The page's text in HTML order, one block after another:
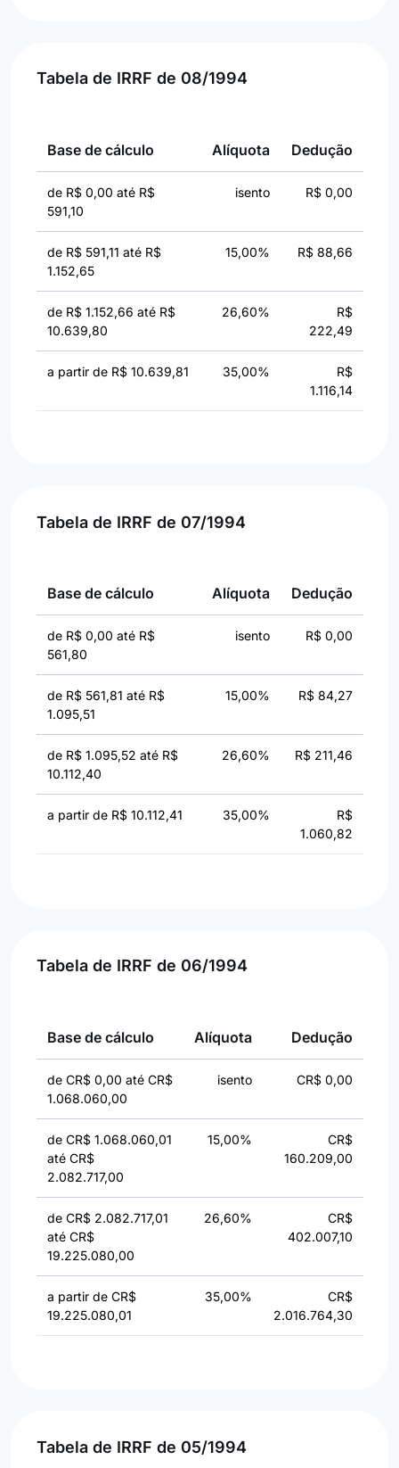
Tabela de IRRF de 08/1994
Base de cálculo Alíquota Dedução
de R$ 0,00 até R$
591,10
isento R$ 0,00
de R$ 591,11 até R$
1.152,65
15,00% R$ 88,66
de R$ 1.152,66 até R$
10.639,80
26,60%
R$
222,49
a partir de R$ 10.639,81 35,00%
R$
1.116,14
Tabela de IRRF de 07/1994
Base de cálculo Alíquota Dedução
de R$ 0,00 até R$
561,80
isento R$ 0,00
de R$ 561,81 até R$
1.095,51
15,00% R$ 84,27
de R$ 1.095,52 até R$
10.112,40
26,60% R$ 211,46
a partir de R$ 10.112,41 35,00%
R$
1.060,82
Tabela de IRRF de 06/1994
Base de cálculo Alíquota Dedução
de CR$ 0,00 até CR$
1.068.060,00
isento CR$ 0,00
de CR$ 1.068.060,01
até CR$
2.082.717,00
15,00%
CR$
160.209,00
de CR$ 2.082.717,01
até CR$
19.225.080,00
26,60%
CR$
402.007,10
a partir de CR$
19.225.080,01
35,00%
CR$
2.016.764,30
Tabela de IRRF de 05/1994